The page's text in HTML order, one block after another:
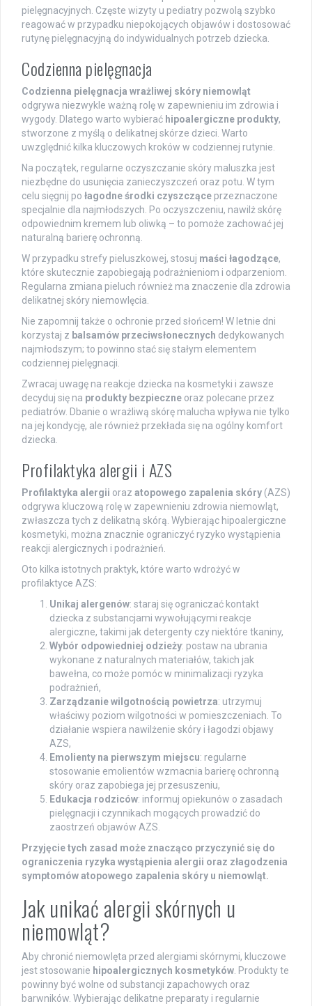
pielęgnacyjnych. Częste wizyty u pediatry pozwolą szybko
reagować w przypadku niepokojących objawów i dostosować
rutynę pielęgnacyjną do indywidualnych potrzeb dziecka.
Codzienna pielęgnacja
Codzienna pielęgnacja wrażliwej skóry niemowląt
odgrywa niezwykle ważną rolę w zapewnieniu im zdrowia i
wygody. Dlatego warto wybierać hipoalergiczne produkty,
stworzone z myślą o delikatnej skórze dzieci. Warto
uwzględnić kilka kluczowych kroków w codziennej rutynie.
Na początek, regularne oczyszczanie skóry maluszka jest
niezbędne do usunięcia zanieczyszczeń oraz potu. W tym
celu sięgnij po łagodne środki czyszczące przeznaczone
specjalnie dla najmłodszych. Po oczyszczeniu, nawilż skórę
odpowiednim kremem lub oliwką – to pomoże zachować jej
naturalną barierę ochronną.
W przypadku strefy pieluszkowej, stosuj maści łagodzące,
które skutecznie zapobiegają podrażnieniom i odparzeniom.
Regularna zmiana pieluch również ma znaczenie dla zdrowia
delikatnej skóry niemowlęcia.
Nie zapomnij także o ochronie przed słońcem! W letnie dni
korzystaj z balsamów przeciwsłonecznych dedykowanych
najmłodszym; to powinno stać się stałym elementem
codziennej pielęgnacji.
Zwracaj uwagę na reakcje dziecka na kosmetyki i zawsze
decyduj się na produkty bezpieczne oraz polecane przez
pediatrów. Dbanie o wrażliwą skórę malucha wpływa nie tylko
na jej kondycję, ale również przekłada się na ogólny komfort
dziecka.
Profilaktyka alergii i AZS
Profilaktyka alergii oraz atopowego zapalenia skóry (AZS)
odgrywa kluczową rolę w zapewnieniu zdrowia niemowląt,
zwłaszcza tych z delikatną skórą. Wybierając hipoalergiczne
kosmetyki, można znacznie ograniczyć ryzyko wystąpienia
reakcji alergicznych i podrażnień.
Oto kilka istotnych praktyk, które warto wdrożyć w
profilaktyce AZS:
Unikaj alergenów: staraj się ograniczać kontakt
dziecka z substancjami wywołującymi reakcje
alergiczne, takimi jak detergenty czy niektóre tkaniny,
Wybór odpowiedniej odzieży: postaw na ubrania
wykonane z naturalnych materiałów, takich jak
bawełna, co może pomóc w minimalizacji ryzyka
podrażnień,
Zarządzanie wilgotnością powietrza: utrzymuj
właściwy poziom wilgotności w pomieszczeniach. To
działanie wspiera nawilżenie skóry i łagodzi objawy
AZS,
Emolienty na pierwszym miejscu: regularne
stosowanie emolientów wzmacnia barierę ochronną
skóry oraz zapobiega jej przesuszeniu,
Edukacja rodziców: informuj opiekunów o zasadach
pielęgnacji i czynnikach mogących prowadzić do
zaostrzeń objawów AZS.
Przyjęcie tych zasad może znacząco przyczynić się do
ograniczenia ryzyka wystąpienia alergii oraz złagodzenia
symptomów atopowego zapalenia skóry u niemowląt.
Jak unikać alergii skórnych u
niemowląt?
Aby chronić niemowlęta przed alergiami skórnymi, kluczowe
jest stosowanie hipoalergicznych kosmetyków. Produkty te
powinny być wolne od substancji zapachowych oraz
barwników. Wybierając delikatne preparaty i regularnie